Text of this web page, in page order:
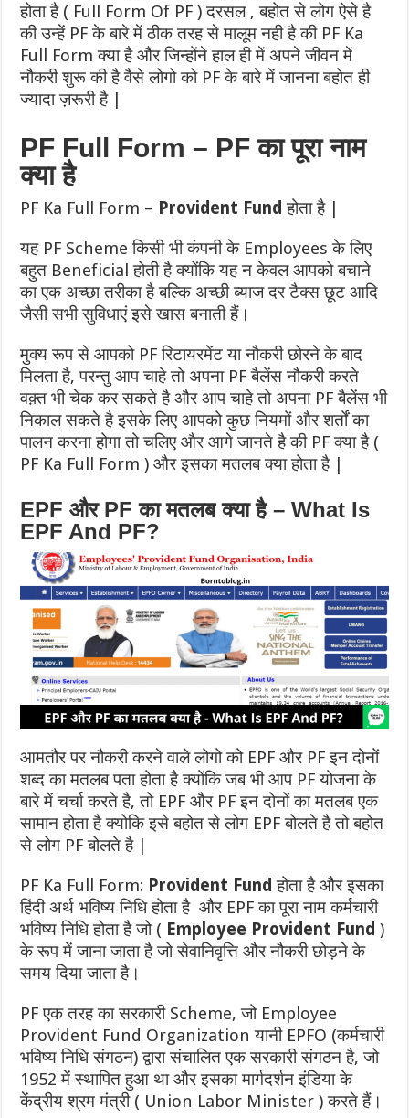
होता है ( Full Form Of PF ) दरसल , बहोत से लोग ऐसे है
की उन्हें PF के बारे में ठीक तरह से मालूम नही है की PF Ka
Full Form क्या है और जिन्होंने हाल ही में अपने जीवन में
नौकरी शुरू की है वैसे लोगो को PF के बारे में जानना बहोत ही
ज्यादा ज़रूरी है |
PF Full Form – PF का पूरा नाम
क्या है
PF Ka Full Form – Provident Fund होता है |
यह PF Scheme किसी भी कंपनी के Employees के लिए
बहुत Beneficial होती है क्योंकि यह न केवल आपको बचाने
का एक अच्छा तरीका है बल्कि अच्छी ब्याज दर टैक्स छूट आदि
जैसी सभी सुविधाएं इसे खास बनाती हैं।
मुक्य रूप से आपको PF रिटायरमेंट या नौकरी छोरने के बाद
मिलता है, परन्तु आप चाहे तो अपना PF बैलेंस नौकरी करते
वक़्त भी चेक कर सकते है और आप चाहे तो अपना PF बैलेंस भी
निकाल सकते है इसके लिए आपको कुछ नियमों और शर्तों का
पालन करना होगा तो चलिए और आगे जानते है की PF क्या है (
PF Ka Full Form ) और इसका मतलब क्या होता है |
EPF और PF का मतलब क्या है – What Is
EPF And PF?
आमतौर पर नौकरी करने वाले लोगो को EPF और PF इन दोनों
शब्द का मतलब पता होता है क्योंकि जब भी आप PF योजना के
बारे में चर्चा करते है, तो EPF और PF इन दोनों का मतलब एक
सामान होता है क्योकि इसे बहोत से लोग EPF बोलते है तो बहोत
से लोग PF बोलते है |
PF Ka Full Form: Provident Fund होता है और इसका
हिंदी अर्थ भविष्य निधि होता है और EPF का पूरा नाम कर्मचारी
भविष्य निधि होता है जो ( Employee Provident Fund )
के रूप में जाना जाता है जो सेवानिवृत्ति और नौकरी छोड़ने के
समय दिया जाता है।
PF एक तरह का सरकारी Scheme, जो Employee
Provident Fund Organization यानी EPFO (कर्मचारी
भविष्य निधि संगठन) द्वारा संचालित एक सरकारी संगठन है, जो
1952 में स्थापित हुआ था और इसका मार्गदर्शन इंडिया के
केंद्रीय श्रम मंत्री ( Union Labor Minister ) करते हैं।